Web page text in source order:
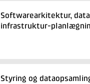
Softwarearkitektur,
infrastruktur-
Styring og